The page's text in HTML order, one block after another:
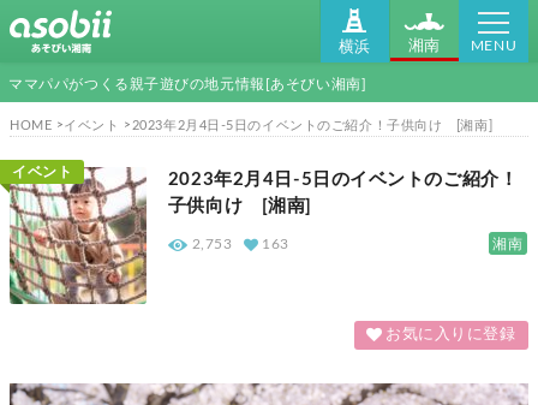
横浜 湘南 MENU
ママパパがつくる親子遊びの地元情報[あそびい湘南]
HOME イベント 2023年2月4日-5日のイベントのご紹介！子供向け [湘南]
イベント
2023年2月4日-5日のイベントのご紹介！
子供向け [湘南]
湘南
2,753 163
お気に入りに登録